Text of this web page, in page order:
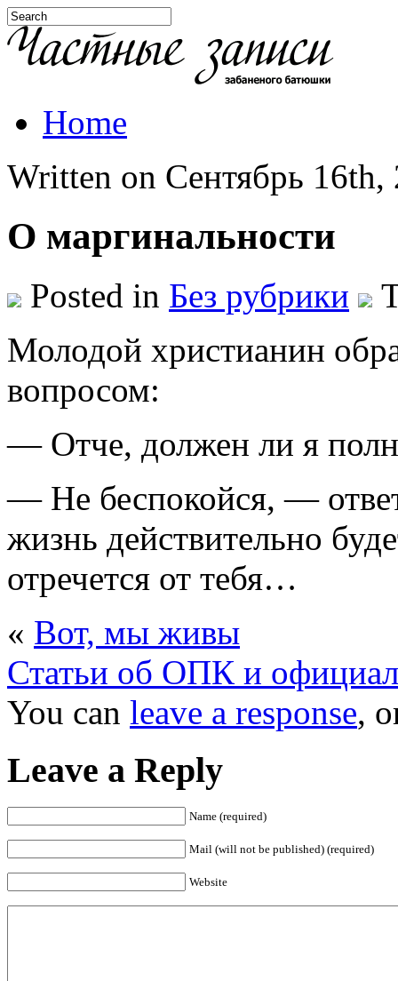
Home
Written on Сентябрь 16th,
О маргинальности
Posted in Без рубрики
Молодой христианин
вопросом:
— Отче, должен ли я
— Не беспокойся, —
жизнь действительно
отречется от тебя…
« Вот, мы живы
Статьи об ОПК и
You can leave a response,
Leave a Reply
Name (required)
Mail (will not be published) (required)
Website